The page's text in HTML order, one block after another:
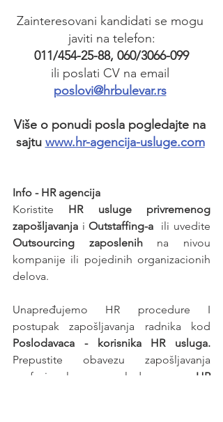
Zainteresovani kandidati se mogu
javiti na telefon:
011/454-25-88, 060/3066-099
ili poslati CV na email
poslovi@hrbulevar.rs
Više o ponudi posla pogledajte na
sajtu www.hr-agencija-usluge.com
Info - HR agencija
Koristite HR usluge privremenog
zapošljavanja i Outstaffing-a
Outsourcing zaposlenih na nivou
kompanije ili pojedinih organizacionih
delova.
Unapređujemo HR procedure I
Prepustite obavezu zapošljavanja
profesionalnom poslodavcu - HR